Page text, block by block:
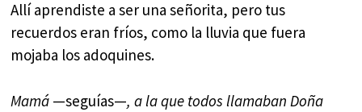
Allí aprendiste a ser una señorita, pero tus
recuerdos eran fríos, como la lluvia que fuera
mojaba los adoquines.
Mamá —seguías—, a la que todos llamaban Doña